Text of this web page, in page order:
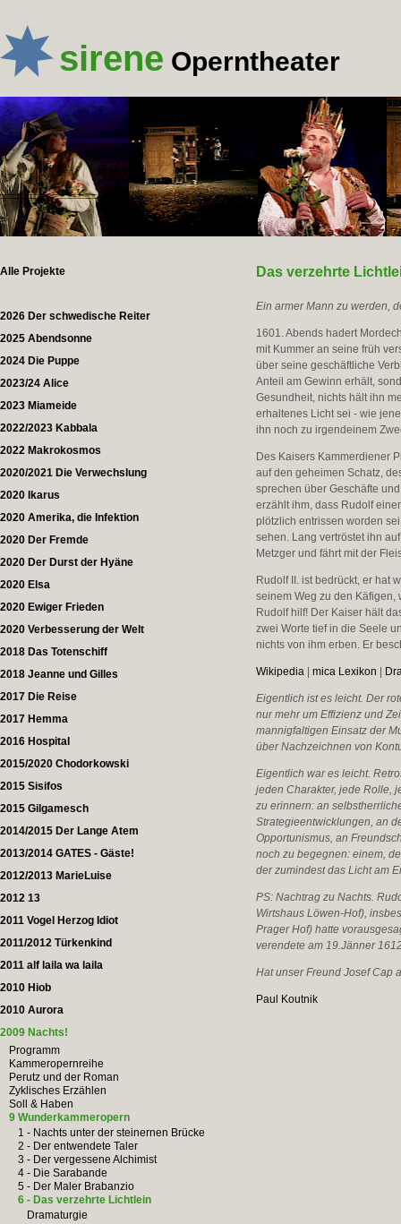
sirene Operntheater
Alle Projekte
2026 Der schwedische Reiter
2025 Abendsonne
2024 Die Puppe
2023/24 Alice
2023 Miameide
2022/2023 Kabbala
2022 Makrokosmos
2020/2021 Die Verwechslung
2020 Ikarus
2020 Amerika, die Infektion
2020 Der Fremde
2020 Der Durst der Hyäne
2020 Elsa
2020 Ewiger Frieden
2020 Verbesserung der Welt
2018 Das Totenschiff
2018 Jeanne und Gilles
2017 Die Reise
2017 Hemma
2016 Hospital
2015/2020 Chodorkowski
2015 Sisifos
2015 Gilgamesch
2014/2015 Der Lange Atem
2013/2014 GATES - Gäste!
2012/2013 MarieLuise
2012 13
2011 Vogel Herzog Idiot
2011/2012 Türkenkind
2011 alf laila wa laila
2010 Hiob
2010 Aurora
2009 Nachts!
Programm
Kammeropernreihe
Perutz und der Roman
Zyklisches Erzählen
Soll & Haben
9 Wunderkammeropern
1 - Nachts unter der steinernen Brücke
2 - Der entwendete Taler
3 - Der vergessene Alchimist
4 - Die Sarabande
5 - Der Maler Brabanzio
6 - Das verzehrte Lichtlein
Dramaturgie
Das verzehrte
Ein armer Mann zu werden,
1601. Abends hadert
mit Kummer an seine früh
über seine geschäftliche
Anteil am Gewinn erhält,
Gesundheit, nichts hält ihn
erhaltenes Licht sei - wie
ihn noch zu irgendeinem
Des Kaisers Kammerdiener
auf den geheimen Schatz,
sprechen über Geschäfte
erzählt ihm, dass Rudolf
plötzlich entrissen worden
sehen. Lang vertröstet ihn
Metzger und fährt mit der
Rudolf II. ist bedrückt, er hat
seinem Weg zu den Käfigen,
Rudolf hilf! Der Kaiser hält
zwei Worte tief in die Seele
nichts von ihm erben. Er
Wikipedia |mica Lexikon
Eigentlich ist es leicht. Der
nur mehr um Effizienz und
mannigfaltigen Einsatz der
über Nachzeichnen von
Eigentlich war es leicht.
jeden Charakter, jede Rolle,
zu erinnern: an
Strategieentwicklungen, an
Opportunismus, an
noch zu begegnen: einem,
der zumindest das Licht am
PS: Nachtrag zu Nachts.
Wirtshaus Löwen-Hof),
Prager Hof) hatte
verendete am 19.Jänner
Hat unser Freund Josef Cap
Paul Koutnik